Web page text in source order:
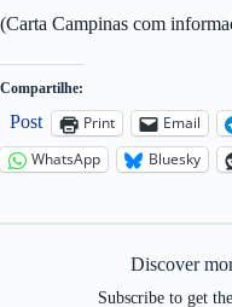
(Carta Campinas com
Compartilhe:
Post Print Email
WhatsApp
Bluesky
Discover
Subscribe to get